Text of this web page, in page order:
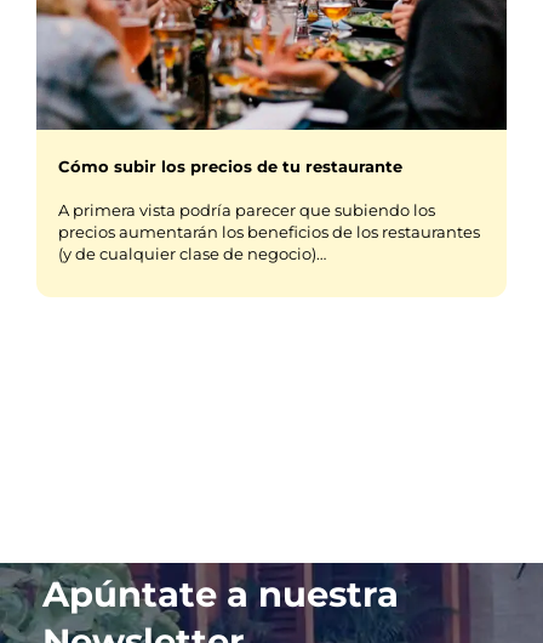
Cómo subir los precios de tu restaurante
A primera vista podría parecer que subiendo los
precios aumentarán los beneficios de los restaurantes
(y de cualquier clase de negocio)…
Apúntate a nuestra